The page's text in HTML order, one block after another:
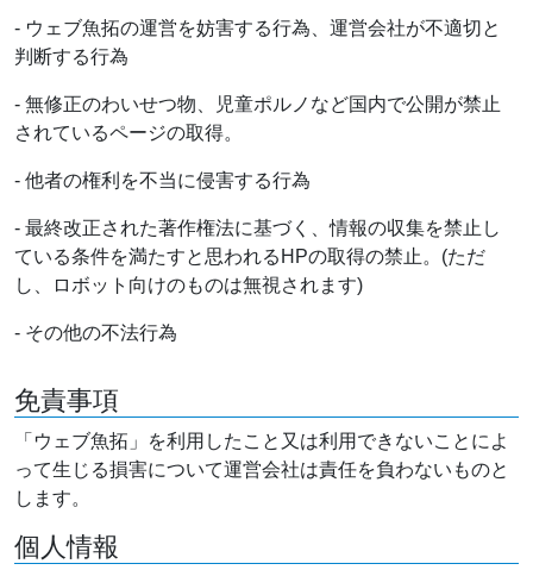
- ウェブ魚拓の運営を妨害する行為、運営会社が不適切と
判断する行為
- 無修正のわいせつ物、児童ポルノなど国内で公開が禁止
されているページの取得。
- 他者の権利を不当に侵害する行為
- 最終改正された著作権法に基づく、情報の収集を禁止し
ている条件を満たすと思われるHPの取得の禁止。(ただ
し、ロボット向けのものは無視されます)
- その他の不法行為
免責事項
「ウェブ魚拓」を利用したこと又は利用できないことによ
って生じる損害について運営会社は責任を負わないものと
します。
個人情報